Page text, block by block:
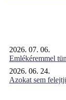
2026. 07. 06.
Emlékéremmel
2026. 06. 24.
Azokat sem